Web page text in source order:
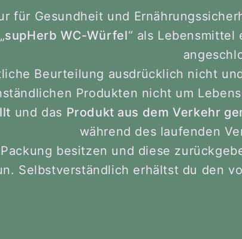
für Gesundheit und
supHerb WC-Würfel“ als
Beurteilung ausdrücklich nicht
Produkten nicht um
und das Produkt aus dem Verkehr
während des laufenden
besitzen und diese
Selbstverständlich erhältst du den